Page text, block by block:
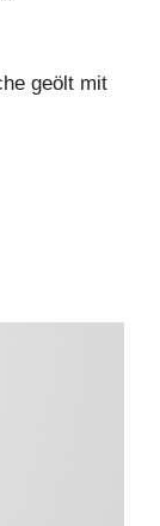
geölt mit